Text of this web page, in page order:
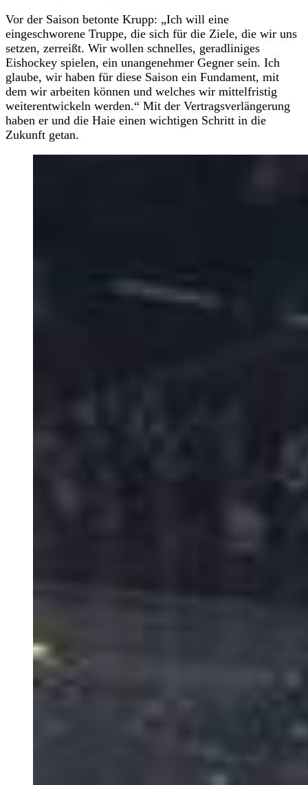
Vor der Saison betonte Krupp: „Ich will eine
eingeschworene Truppe, die sich für die Ziele, die wir uns
setzen, zerreißt. Wir wollen schnelles, geradliniges
Eishockey spielen, ein unangenehmer Gegner sein. Ich
glaube, wir haben für diese Saison ein Fundament, mit
dem wir arbeiten können und welches wir mittelfristig
weiterentwickeln werden.“ Mit der Vertragsverlängerung
haben er und die Haie einen wichtigen Schritt in die
Zukunft getan.